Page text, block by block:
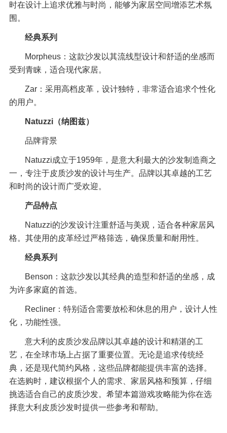
时在设计上追求优雅与时尚，能够为家居空间增添艺术氛
围。
经典系列
Morpheus：这款沙发以其流线型设计和舒适的坐感而
受到青睐，适合现代家居。
Zar：采用高档皮革，设计独特，非常适合追求个性化
的用户。
Natuzzi（纳图兹）
品牌背景
Natuzzi成立于1959年，是意大利最大的沙发制造商之
一，专注于皮质沙发的设计与生产。品牌以其卓越的工艺
和时尚的设计而广受欢迎。
产品特点
Natuzzi的沙发设计注重舒适与美观，适合各种家居风
格。其使用的皮革经过严格筛选，确保质量和耐用性。
经典系列
Benson：这款沙发以其经典的造型和舒适的坐感，成
为许多家庭的首选。
Recliner：特别适合需要放松和休息的用户，设计人性
化，功能性强。
意大利的皮质沙发品牌以其卓越的设计和精湛的工
艺，在全球市场上占据了重要位置。无论是追求传统经
典，还是现代简约风格，这些品牌都能提供丰富的选择。
在选购时，建议根据个人的需求、家居风格和预算，仔细
挑选适合自己的皮质沙发。希望本篇游戏攻略能为你在选
择意大利皮质沙发时提供一些参考和帮助。